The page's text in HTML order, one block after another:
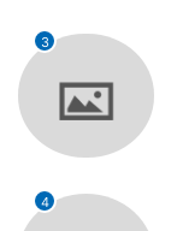
3
4